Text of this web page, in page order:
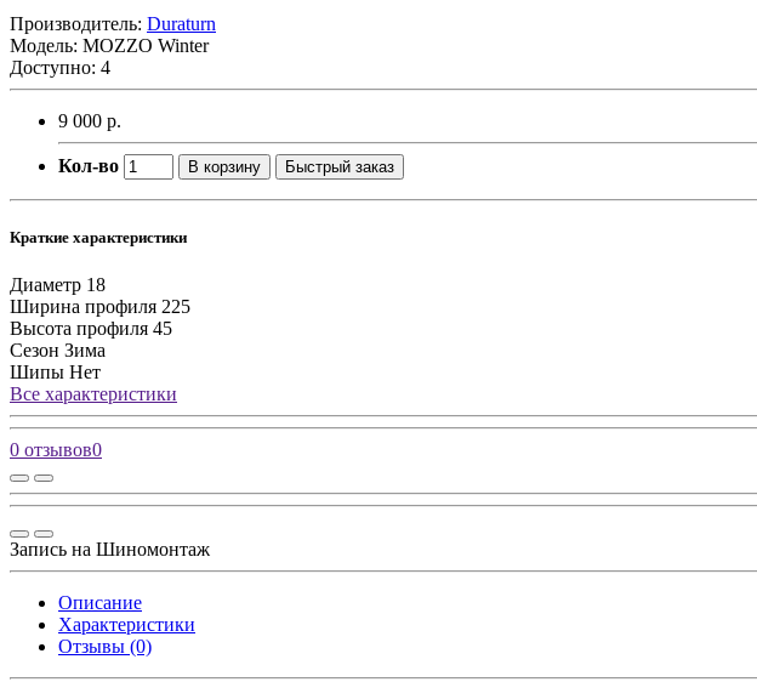
Производитель: Duraturn
Модель: MOZZO Winter
Доступно: 4
9 000 р.
Кол-во В корзину Быстрый заказ
Краткие характеристики
Диаметр 18
Ширина профиля 225
Высота профиля 45
Сезон Зима
Шипы Нет
Все характеристики
0 отзывов0
Запись на Шиномонтаж
Описание
Характеристики
Отзывы (0)